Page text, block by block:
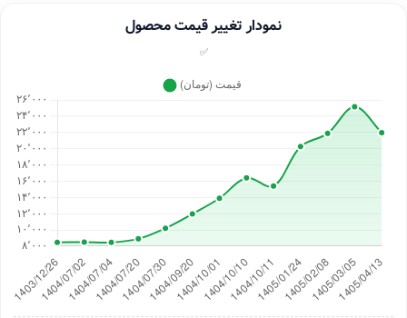
نمودار تغییر قیمت محصول
✅